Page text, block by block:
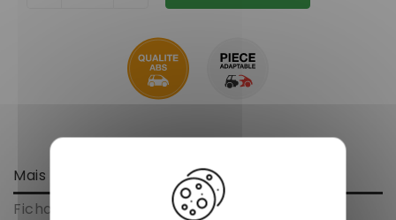
Mais informação
Ficha de dados